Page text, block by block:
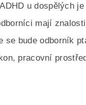
u dospělých
mají
se bude odborník
pracovní